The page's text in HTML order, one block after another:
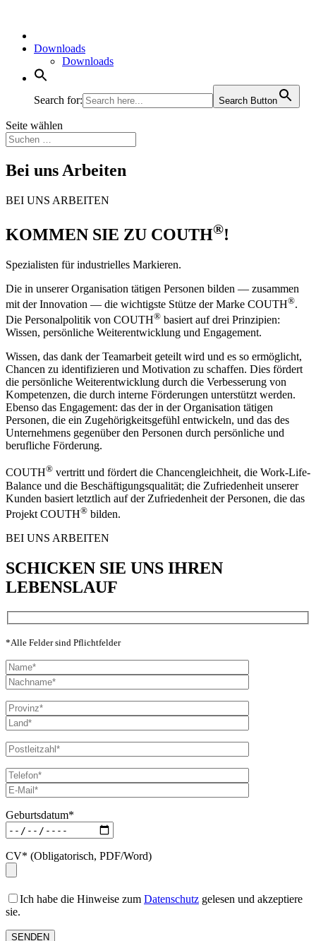
Downloads
Downloads
Search for: Search Button
Seite wählen
Bei uns Arbeiten
BEI UNS ARBEITEN
KOMMEN SIE ZU COUTH®!
Spezialisten für industrielles Markieren.
Die in unserer Organisation tätigen Personen bilden — zusammen
mit der Innovation — die wichtigste Stütze der Marke COUTH®.
Die Personalpolitik von COUTH® basiert auf drei Prinzipien:
Wissen, persönliche Weiterentwicklung und Engagement.
Wissen, das dank der Teamarbeit geteilt wird und es so ermöglicht,
Chancen zu identifizieren und Motivation zu schaffen. Dies fördert
die persönliche Weiterentwicklung durch die Verbesserung von
Kompetenzen, die durch interne Förderungen unterstützt werden.
Ebenso das Engagement: das der in der Organisation tätigen
Personen, die ein Zugehörigkeitsgefühl entwickeln, und das des
Unternehmens gegenüber den Personen durch persönliche und
berufliche Förderung.
COUTH® vertritt und fördert die Chancengleichheit, die Work-Life-
Balance und die Beschäftigungsqualität; die Zufriedenheit unserer
Kunden basiert letztlich auf der Zufriedenheit der Personen, die das
Projekt COUTH® bilden.
BEI UNS ARBEITEN
SCHICKEN SIE UNS IHREN
LEBENSLAUF
*Alle Felder sind Pflichtfelder
Geburtsdatum*
CV* (Obligatorisch, PDF/Word)
Ich habe die Hinweise zum Datenschutz gelesen und akzeptiere
sie.